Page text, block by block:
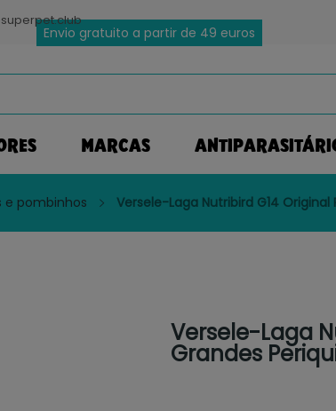
Envio gratuito a partir de 49 euros
MARCAS
e pombinhos Versele-Laga Nutribird G14
Versele-Laga
Grandes